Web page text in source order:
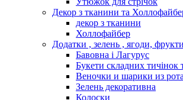
Декор з тканини та
декор з тканини
Холлофайбер
Додатки , зелень , ягоди, фрукти
Бавовна і Лагурус
Букети складних тичінок
Веночки и шарики из
Зелень декоративна
Колоски